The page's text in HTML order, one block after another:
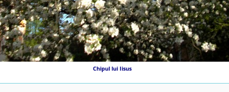
Chipul lui Iisus